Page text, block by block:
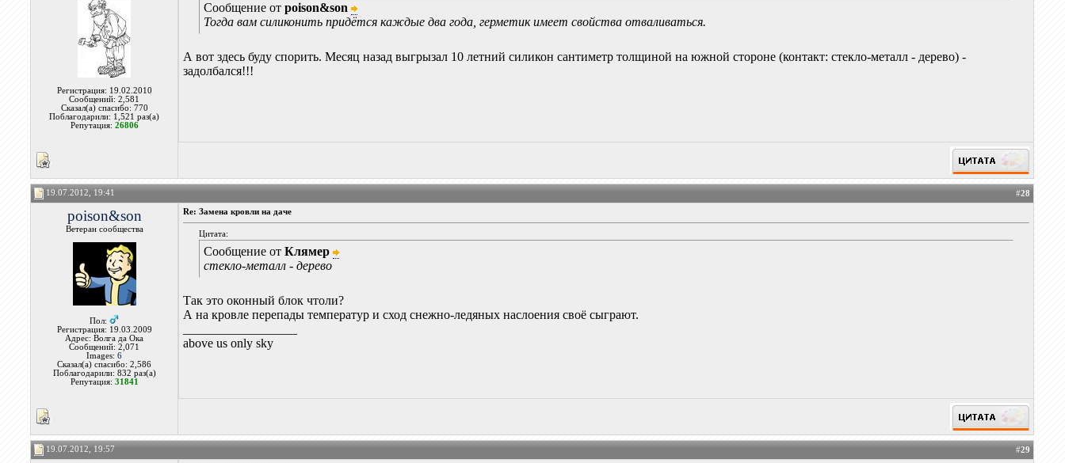
Регистрация: 19.02.2010
Сообщений: 2,581
Сказал(а) спасибо: 770
Поблагодарили: 1,521 раз(а)
Репутация: 26806
Сообщение отpoison&son
Тогда вам силиконить придётся каждые два года, герметик имеет свойства отваливаться.
А вот здесь буду спорить. Месяц назад выгрызал 10 летний силикон сантиметр толщиной на южной стороне (контакт: стекло-металл - дерево) -
задолбался!!!
19.07.2012, 19:41 #28
poison&son
Ветеран сообщества
Пол:
Регистрация: 19.03.2009
Адрес: Волга да Ока
Сообщений: 2,071
Images:6
Сказал(а) спасибо: 2,586
Поблагодарили: 832 раз(а)
Репутация: 31841
Re: Замена кровли на даче
Цитата:
Сообщение отКлямер
стекло-металл - дерево
Так это оконный блок чтоли?
А на кровле перепады температур и сход снежно-ледяных наслоения своё сыграют.
above us only sky
19.07.2012, 19:57 #29